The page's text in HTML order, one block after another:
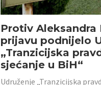
Protiv
prijavu podnijelo
„Tranzicijska
sjećanje u BiH“
Udruženje „Tranzicijska